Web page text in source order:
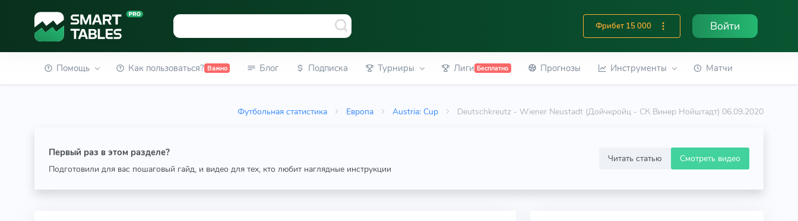
Фрибет 15 000 Войти
Помощь Как пользоваться? Важно Блог Подписка Турниры Лиги Бесплатно Прогнозы Инструменты Матчи
Футбольная статистика Европа Austria: Cup Deutschkreutz - Wiener Neustadt (Дойчкройц - СК Винер Нойштадт) 06.09.2020
Первый раз в этом разделе?
Подготовили для вас пошаговый гайд, и видео для тех, кто любит наглядные инструкции
Читать статью Смотреть видео